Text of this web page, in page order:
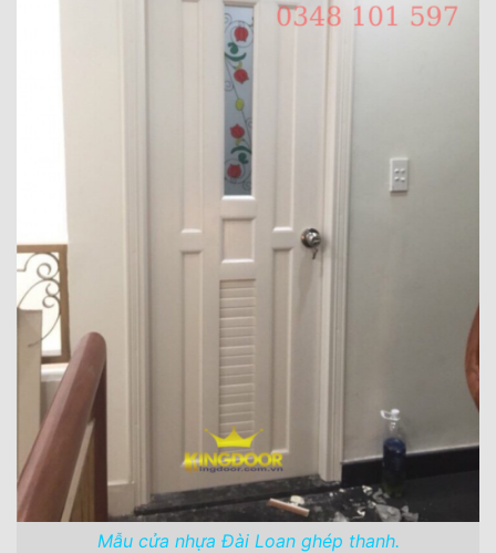
Mẫu cửa nhựa Đài Loan ghép thanh.